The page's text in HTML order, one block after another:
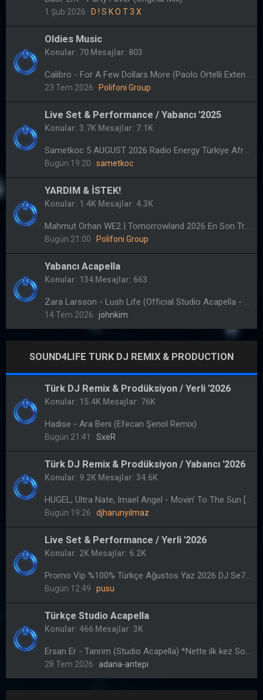
1 Şub 2026 D ! S K O T 3 X
Oldies Music
Konular 70 Mesajlar 803
23 Tem 2026
Polifoni Group
Live Set & Performance / Yabancı '2025
Konular 3.7K Mesajlar 7.1K
Bugün 19:20
sametkoc
YARDIM & İSTEK!
Konular 1.4K Mesajlar 4.3K
Bugün 21:00
Polifoni Group
Yabancı Acapella
Konular 134 Mesajlar 663
14 Tem 2026
johnkim
SOUND4LIFE TURK DJ REMIX & PRODUCTION
Türk DJ Remix & Prodüksiyon / Yerli '2026
Konular 15.4K Mesajlar 76K
Hadise - Ara Beni (Efecan Şenol Remix)
Bugün 21:41 SxeR
Türk DJ Remix & Prodüksiyon / Yabancı '2026
Konular 9.2K Mesajlar 34.6K
Bugün 19:26
djharunyılmaz
Live Set & Performance / Yerli '2026
Konular 2K Mesajlar 6.2K
Bugün 12:49
pusu
Türkçe Studio Acapella
Konular 466 Mesajlar 3K
28 Tem 2026
adana-antepi